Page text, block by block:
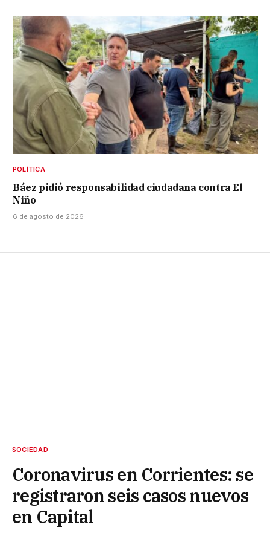
POLÍTICA
Báez pidió responsabilidad ciudadana contra El
Niño
6 de agosto de 2026
SOCIEDAD
Coronavirus en Corrientes: se
registraron seis casos nuevos
en Capital